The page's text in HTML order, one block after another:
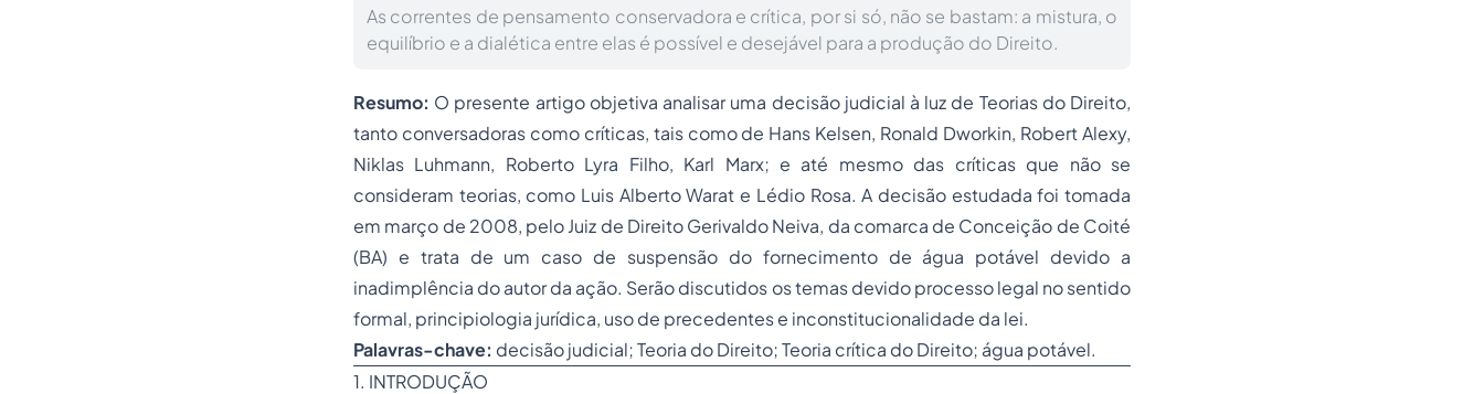
As correntes de pensamento conservadora e crítica, por si só, não se bastam: a mistura, o
equilíbrio e a dialética entre elas é possível e desejável para a produção do Direito.
Resumo: O presente artigo objetiva analisar uma decisão judicial à luz de Teorias do Direito,
tanto conversadoras como críticas, tais como de Hans Kelsen, Ronald Dworkin, Robert Alexy,
Niklas Luhmann, Roberto Lyra Filho, Karl Marx; e até mesmo das críticas que não se
consideram teorias, como Luis Alberto Warat e Lédio Rosa. A decisão estudada foi tomada
em março de 2008, pelo Juiz de Direito Gerivaldo Neiva, da comarca de Conceição de Coité
(BA) e trata de um caso de suspensão do fornecimento de água potável devido a
inadimplência do autor da ação. Serão discutidos os temas devidoprocessolegal no sentido
formal, principiologia jurídica, uso de precedentes e inconstitucionalidade da lei.
Palavras-chave: decisão judicial; Teoria do Direito; Teoria crítica do Direito; água potável.
1. INTRODUÇÃO